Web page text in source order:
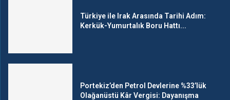
Türkiye ile Irak Arasında Tarihi Adım:
Kerkük-Yumurtalık Boru Hattı...
Portekiz’den Petrol Devlerine %33’lük
Olağanüstü Kâr Vergisi: Dayanışma